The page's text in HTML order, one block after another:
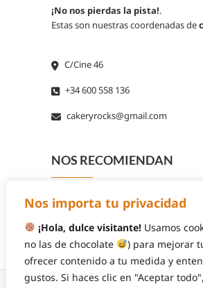
Nos importa tu privacidad
¡Hola, dulce visitante!Usamos
no las de chocolate
) para mejorar
ofrecer contenido a tu medida y
gustos. Si haces clic en "Aceptar
¡No nos pierdas la pista!.
Estas son nuestras coordenadas de
C/Cine 46
+34 600 558 136
cakeryrocks@gmail.com
NOS RECOMIENDAN